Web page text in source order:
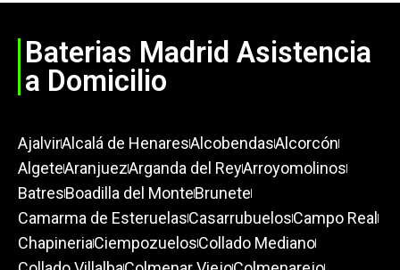
Baterias Madrid Asistencia
a Domicilio
AjalvirAlcalá de HenaresAlcobendasAlcorcón
AlgeteAranjuezArganda del ReyArroyomolinos
BatresBoadilla del MonteBrunete
Camarma de EsteruelasCasarrubuelosCampo Real
ChapineriaCiempozuelosCollado Mediano